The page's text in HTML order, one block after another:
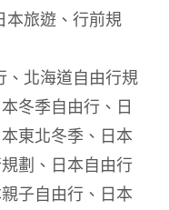
本旅遊、 行前規
、 北海道自由行規
本冬季自由行 、 日
本東北冬季 、 日本
劃 、 日本自由行
子自由行 、 日本